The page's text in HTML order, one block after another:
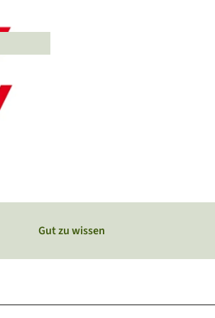
Gut zu wissen